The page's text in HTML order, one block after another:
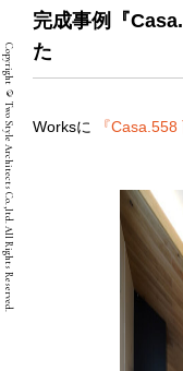
Copyright © Two Style Architects Co.,ltd. All Rights Reserved.
完成事例『
た
Worksに 『Casa.558